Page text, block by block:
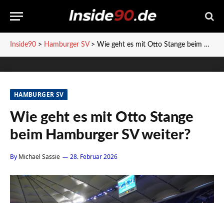
Inside90 > Hamburger SV> Wie geht es mit Otto Stange beim Hamburger SV weiter?
HAMBURGER SV
Wie geht es mit Otto Stange
beim Hamburger SV weiter?
By Michael Sassie 28. Februar 2026